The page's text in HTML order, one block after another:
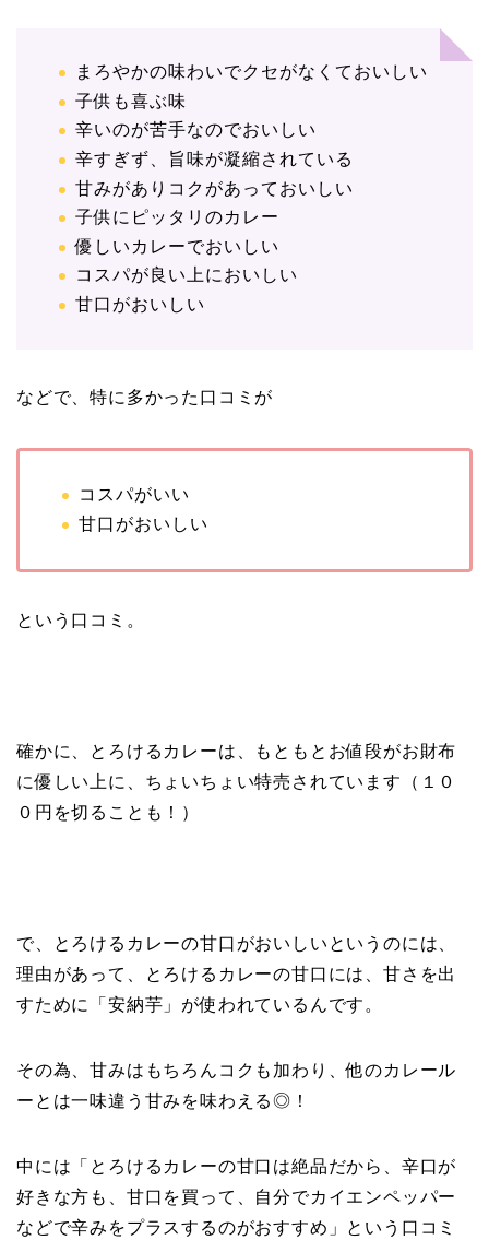
まろやかの味わいでクセがなくておいしい
子供も喜ぶ味
辛いのが苦手なのでおいしい
辛すぎず、旨味が凝縮されている
甘みがありコクがあっておいしい
子供にピッタリのカレー
優しいカレーでおいしい
コスパが良い上においしい
甘口がおいしい
などで、特に多かった口コミが
コスパがいい
甘口がおいしい
という口コミ。
確かに、とろけるカレーは、もともとお値段がお財布
に優しい上に、ちょいちょい特売されています（１０
０円を切ることも！）
で、とろけるカレーの甘口がおいしいというのには、
理由があって、とろけるカレーの甘口には、甘さを出
すために「安納芋」が使われているんです。
その為、甘みはもちろんコクも加わり、他のカレール
ーとは一味違う甘みを味わえる◎！
中には「とろけるカレーの甘口は絶品だから、辛口が
好きな方も、甘口を買って、自分でカイエンペッパー
などで辛みをプラスするのがおすすめ」という口コミ